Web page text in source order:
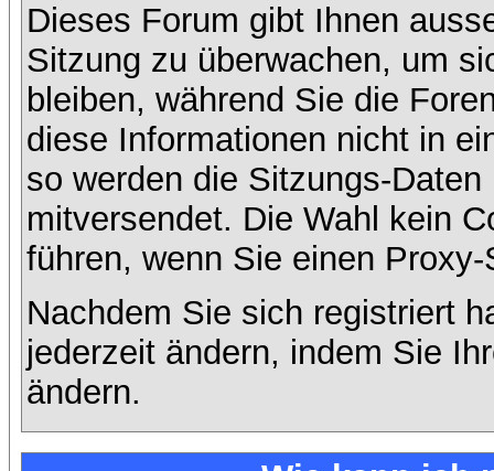
Dieses Forum gibt Ihnen
Sitzung zu überwachen, um
bleiben, während Sie die
diese Informationen nicht in
so werden die Sitzungs-
mitversendet. Die Wahl kein
führen, wenn Sie einen
Nachdem Sie sich registriert
jederzeit ändern, indem Sie
ändern.